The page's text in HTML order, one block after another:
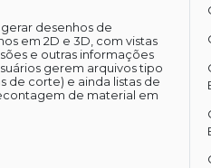
desenhos de
em 2D e 3D, com vistas
e outras informações
gerem arquivos tipo
de corte) e ainda listas de
de material em